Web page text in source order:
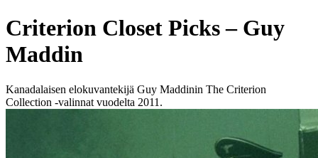
Criterion Closet Picks – Guy
Maddin
Kanadalaisen elokuvantekijä Guy Maddinin The Criterion
Collection -valinnat vuodelta 2011.